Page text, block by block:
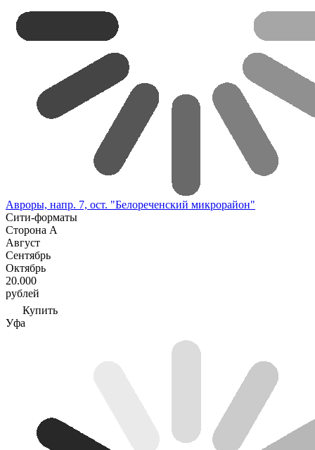
Авроры, напр. 7, ост. "Белореченский микрорайон"
Сити-форматы
Сторона А
Август
Сентябрь
Октябрь
20.000
рублей
Купить
Уфа